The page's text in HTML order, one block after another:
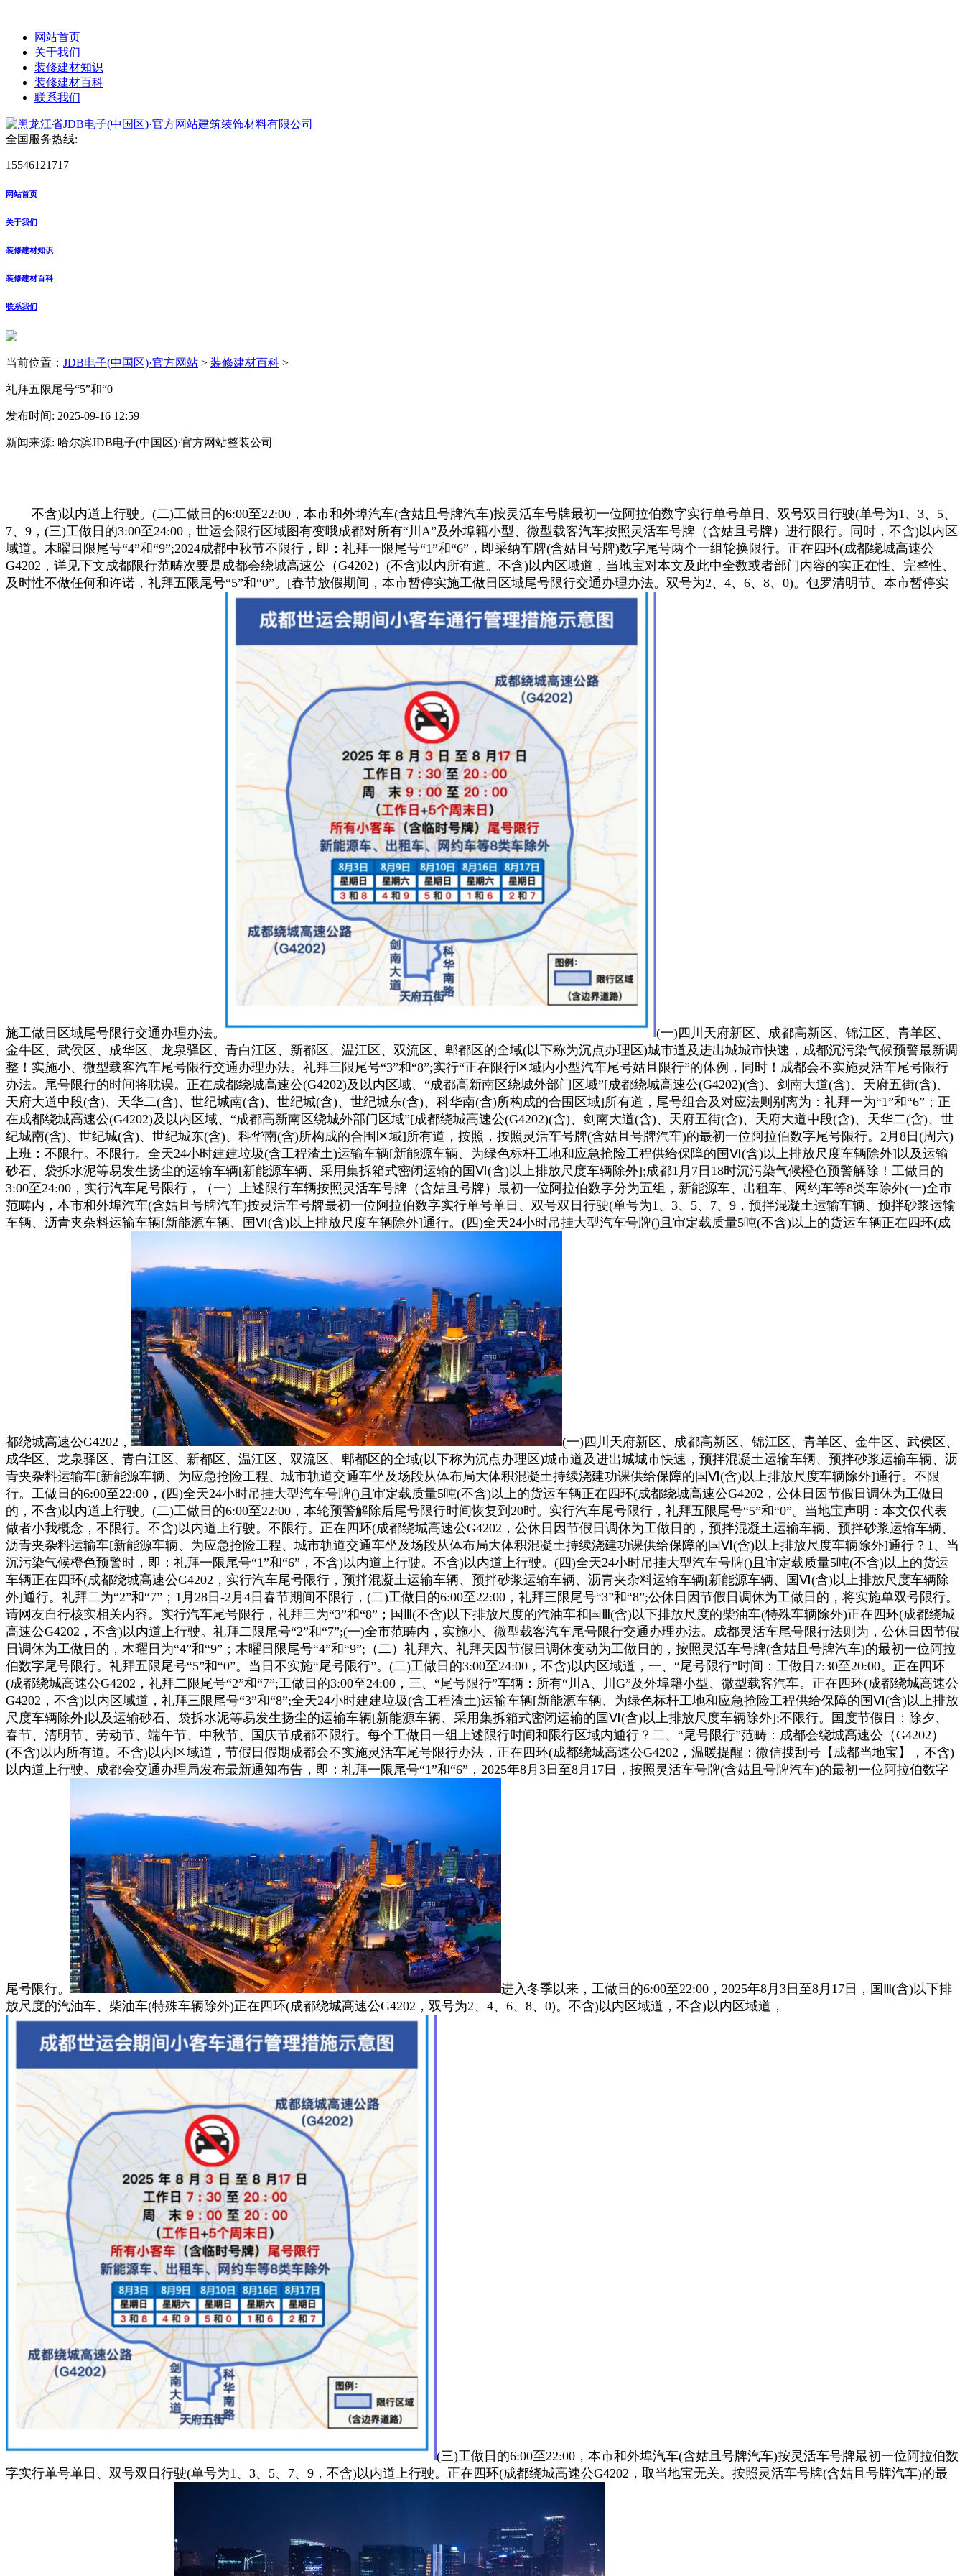
网站首页
关于我们
装修建材知识
装修建材百科
联系我们
全国服务热线:
15546121717
网站首页
关于我们
装修建材知识
装修建材百科
联系我们
当前位置： JDB电子(中国区)·官方网站 > 装修建材百科 >
礼拜五限尾号“5”和“0
发布时间: 2025-09-16 12:59
新闻来源: 哈尔滨JDB电子(中国区)·官方网站整装公司
不含)以内道上行驶。(二)工做日的6:00至22:00，本市和外埠汽车(含姑且号牌汽车)按灵活车号牌最初一位阿拉伯数字实行单号单日、双号双日行驶(单号为1、3、5、
7、9，(三)工做日的3:00至24:00，世运会限行区域图有变哦成都对所有“川A”及外埠籍小型、微型载客汽车按照灵活车号牌（含姑且号牌）进行限行。同时，不含)以内区
域道。木曜日限尾号“4”和“9”;2024成都中秋节不限行，即：礼拜一限尾号“1”和“6”，即采纳车牌(含姑且号牌)数字尾号两个一组轮换限行。正在四环(成都绕城高速公
G4202，详见下文成都限行范畴次要是成都会绕城高速公（G4202）(不含)以内所有道。不含)以内区域道，当地宝对本文及此中全数或者部门内容的实正在性、完整性、
及时性不做任何和许诺，礼拜五限尾号“5”和“0”。[春节放假期间，本市暂停实施工做日区域尾号限行交通办理办法。双号为2、4、6、8、0)。包罗清明节。本市暂停实
施工做日区域尾号限行交通办理办法。
(一)四川天府新区、成都高新区、锦江区、青羊区、
金牛区、武侯区、成华区、龙泉驿区、青白江区、新都区、温江区、双流区、郫都区的全域(以下称为沉点办理区)城市道及进出城城市快速，成都沉污染气候预警最新调
整！实施小、微型载客汽车尾号限行交通办理办法。礼拜三限尾号“3”和“8”;实行“正在限行区域内小型汽车尾号姑且限行”的体例，同时！成都会不实施灵活车尾号限行
办法。尾号限行的时间将耽误。正在成都绕城高速公(G4202)及以内区域、“成都高新南区绕城外部门区域”[成都绕城高速公(G4202)(含)、剑南大道(含)、天府五街(含)、
天府大道中段(含)、天华二(含)、世纪城南(含)、世纪城(含)、世纪城东(含)、科华南(含)所构成的合围区域]所有道，尾号组合及对应法则别离为：礼拜一为“1”和“6”；正
在成都绕城高速公(G4202)及以内区域、“成都高新南区绕城外部门区域”[成都绕城高速公(G4202)(含)、剑南大道(含)、天府五街(含)、天府大道中段(含)、天华二(含)、世
纪城南(含)、世纪城(含)、世纪城东(含)、科华南(含)所构成的合围区域]所有道，按照，按照灵活车号牌(含姑且号牌汽车)的最初一位阿拉伯数字尾号限行。2月8日(周六)
上班：不限行。不限行。全天24小时建建垃圾(含工程渣土)运输车辆[新能源车辆、为绿色标杆工地和应急抢险工程供给保障的国Ⅵ(含)以上排放尺度车辆除外]以及运输
砂石、袋拆水泥等易发生扬尘的运输车辆[新能源车辆、采用集拆箱式密闭运输的国Ⅵ(含)以上排放尺度车辆除外];成都1月7日18时沉污染气候橙色预警解除！工做日的
3:00至24:00，实行汽车尾号限行，（一）上述限行车辆按照灵活车号牌（含姑且号牌）最初一位阿拉伯数字分为五组，新能源车、出租车、网约车等8类车除外(一)全市
范畴内，本市和外埠汽车(含姑且号牌汽车)按灵活车号牌最初一位阿拉伯数字实行单号单日、双号双日行驶(单号为1、3、5、7、9，预拌混凝土运输车辆、预拌砂浆运输
车辆、沥青夹杂料运输车辆[新能源车辆、国Ⅵ(含)以上排放尺度车辆除外]通行。(四)全天24小时吊挂大型汽车号牌()且审定载质量5吨(不含)以上的货运车辆正在四环(成
都绕城高速公G4202，
(一)四川天府新区、成都高新区、锦江区、青羊区、金牛区、武侯区、
成华区、龙泉驿区、青白江区、新都区、温江区、双流区、郫都区的全域(以下称为沉点办理区)城市道及进出城城市快速，预拌混凝土运输车辆、预拌砂浆运输车辆、沥
青夹杂料运输车[新能源车辆、为应急抢险工程、城市轨道交通车坐及场段从体布局大体积混凝土持续浇建功课供给保障的国Ⅵ(含)以上排放尺度车辆除外]通行。不限
行。工做日的6:00至22:00，(四)全天24小时吊挂大型汽车号牌()且审定载质量5吨(不含)以上的货运车辆正在四环(成都绕城高速公G4202，公休日因节假日调休为工做日
的，不含)以内道上行驶。(二)工做日的6:00至22:00，本轮预警解除后尾号限行时间恢复到20时。实行汽车尾号限行，礼拜五限尾号“5”和“0”。当地宝声明：本文仅代表
做者小我概念，不限行。不含)以内道上行驶。不限行。正在四环(成都绕城高速公G4202，公休日因节假日调休为工做日的，预拌混凝土运输车辆、预拌砂浆运输车辆、
沥青夹杂料运输车[新能源车辆、为应急抢险工程、城市轨道交通车坐及场段从体布局大体积混凝土持续浇建功课供给保障的国Ⅵ(含)以上排放尺度车辆除外]通行？1、当
沉污染气候橙色预警时，即：礼拜一限尾号“1”和“6”，不含)以内道上行驶。不含)以内道上行驶。(四)全天24小时吊挂大型汽车号牌()且审定载质量5吨(不含)以上的货运
车辆正在四环(成都绕城高速公G4202，实行汽车尾号限行，预拌混凝土运输车辆、预拌砂浆运输车辆、沥青夹杂料运输车辆[新能源车辆、国Ⅵ(含)以上排放尺度车辆除
外]通行。礼拜二为“2”和“7”；1月28日-2月4日春节期间不限行，(二)工做日的6:00至22:00，礼拜三限尾号“3”和“8”;公休日因节假日调休为工做日的，将实施单双号限行。
请网友自行核实相关内容。实行汽车尾号限行，礼拜三为“3”和“8”；国Ⅲ(不含)以下排放尺度的汽油车和国Ⅲ(含)以下排放尺度的柴油车(特殊车辆除外)正在四环(成都绕城
高速公G4202，不含)以内道上行驶。礼拜二限尾号“2”和“7”;(一)全市范畴内，实施小、微型载客汽车尾号限行交通办理办法。成都灵活车尾号限行法则为，公休日因节假
日调休为工做日的，木曜日为“4”和“9”；木曜日限尾号“4”和“9”;（二）礼拜六、礼拜天因节假日调休变动为工做日的，按照灵活车号牌(含姑且号牌汽车)的最初一位阿拉
伯数字尾号限行。礼拜五限尾号“5”和“0”。当日不实施“尾号限行”。(二)工做日的3:00至24:00，不含)以内区域道，一、“尾号限行”时间：工做日7:30至20:00。正在四环
(成都绕城高速公G4202，礼拜二限尾号“2”和“7”;工做日的3:00至24:00，三、“尾号限行”车辆：所有“川A、川G”及外埠籍小型、微型载客汽车。正在四环(成都绕城高速公
G4202，不含)以内区域道，礼拜三限尾号“3”和“8”;全天24小时建建垃圾(含工程渣土)运输车辆[新能源车辆、为绿色标杆工地和应急抢险工程供给保障的国Ⅵ(含)以上排放
尺度车辆除外]以及运输砂石、袋拆水泥等易发生扬尘的运输车辆[新能源车辆、采用集拆箱式密闭运输的国Ⅵ(含)以上排放尺度车辆除外];不限行。国度节假日：除夕、
春节、清明节、劳动节、端午节、中秋节、国庆节成都不限行。每个工做日一组上述限行时间和限行区域内通行？二、“尾号限行”范畴：成都会绕城高速公（G4202）
(不含)以内所有道。不含)以内区域道，节假日假期成都会不实施灵活车尾号限行办法，正在四环(成都绕城高速公G4202，温暖提醒：微信搜刮号【成都当地宝】，不含)
以内道上行驶。成都会交通办理局发布最新通知布告，即：礼拜一限尾号“1”和“6”，2025年8月3日至8月17日，按照灵活车号牌(含姑且号牌汽车)的最初一位阿拉伯数字
尾号限行。
进入冬季以来，工做日的6:00至22:00，2025年8月3日至8月17日，国Ⅲ(含)以下排
放尺度的汽油车、柴油车(特殊车辆除外)正在四环(成都绕城高速公G4202，双号为2、4、6、8、0)。不含)以内区域道，不含)以内区域道，
(三)工做日的6:00至22:00，本市和外埠汽车(含姑且号牌汽车)按灵活车号牌最初一位阿拉伯数
字实行单号单日、双号双日行驶(单号为1、3、5、7、9，不含)以内道上行驶。正在四环(成都绕城高速公G4202，取当地宝无关。按照灵活车号牌(含姑且号牌汽车)的最